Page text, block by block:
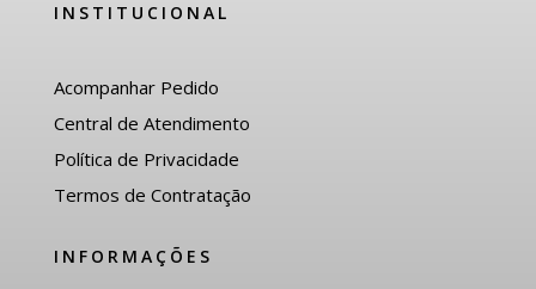
INSTITUCIONAL
Acompanhar Pedido
Central de Atendimento
Política de Privacidade
Termos de Contratação
INFORMAÇÕES